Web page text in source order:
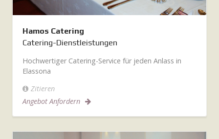
Hamos Catering
Catering-Dienstleistungen
Hochwertiger Catering-Service für jeden Anlass in
Elassona
Zitieren
Angebot Anfordern